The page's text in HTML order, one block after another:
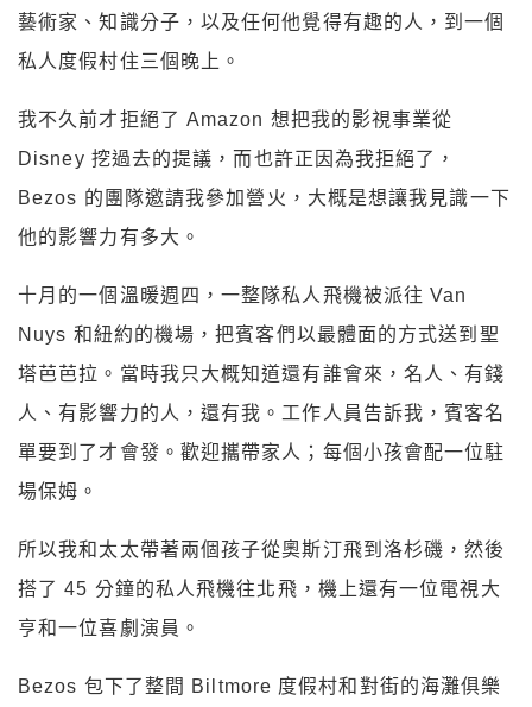
藝術家、知識分子，以及任何他覺得有趣的人，到一個
私人度假村住三個晚上。
我不久前才拒絕了 Amazon 想把我的影視事業從
Disney 挖過去的提議，而也許正因為我拒絕了，
Bezos 的團隊邀請我參加營火，大概是想讓我見識一下
他的影響力有多大。
十月的一個溫暖週四，一整隊私人飛機被派往 Van
Nuys 和紐約的機場，把賓客們以最體面的方式送到聖
塔芭芭拉。當時我只大概知道還有誰會來，名人、有錢
人、有影響力的人，還有我。工作人員告訴我，賓客名
單要到了才會發。歡迎攜帶家人；每個小孩會配一位駐
場保姆。
所以我和太太帶著兩個孩子從奧斯汀飛到洛杉磯，然後
搭了 45 分鐘的私人飛機往北飛，機上還有一位電視大
亨和一位喜劇演員。
Bezos 包下了整間 Biltmore 度假村和對街的海灘俱樂